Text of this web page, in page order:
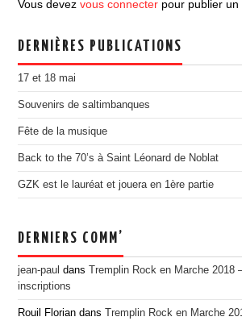
EDITION 2016
EDITION 2015
EDITION 2012
PRESSE
CONTACT
Vous devezvous connecter pour publier un
DERNIÈRES PUBLICATIONS
17 et 18 mai
Souvenirs de saltimbanques
Fête de la musique
Back to the 70’s à Saint Léonard de Noblat
GZK est le lauréat et jouera en 1ère partie
DERNIERS COMM’
jean-paul dansTremplin Rock en Marche 2018
inscriptions
Rouil Florian dansTremplin Rock en Marche